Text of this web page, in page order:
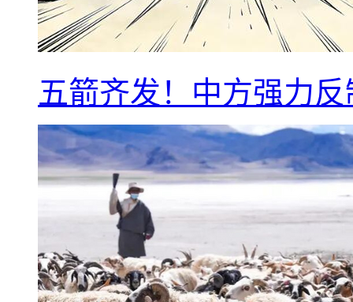
五箭齐发！中方强力